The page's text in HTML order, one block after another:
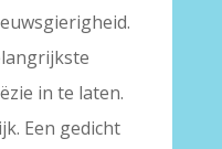
in te laten.
Een gedicht